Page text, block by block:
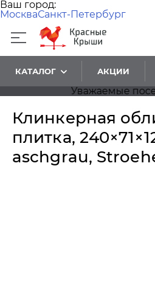
Ваш город:
МоскваСанкт-Петербург
КАТАЛОГ АКЦИИ
Уважаемые
Клинкерная
плитка,
aschgrau,